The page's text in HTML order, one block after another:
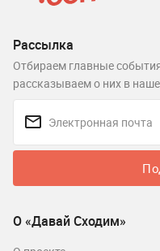
Рассылка
Отбираем главные
рассказываем о них в
О «Давай Сходим»